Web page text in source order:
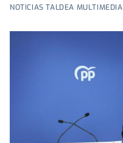
NOTICIAS TALDEA MULTIMEDIA